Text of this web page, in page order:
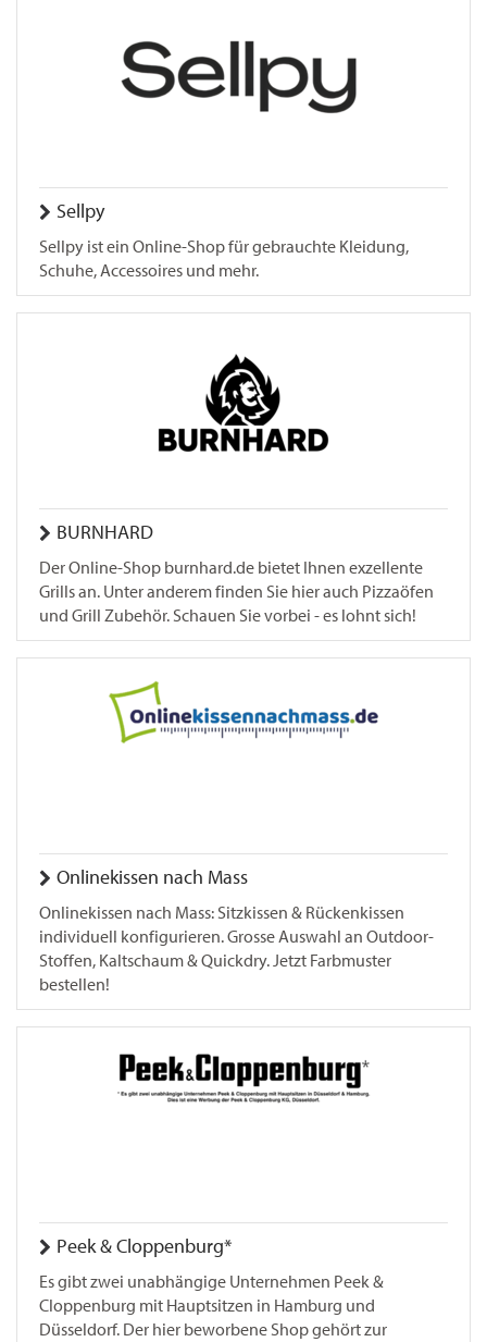
Sellpy
Sellpy ist ein Online-Shop für gebrauchte Kleidung,
Schuhe, Accessoires und mehr.
BURNHARD
Der Online-Shop burnhard.de bietet Ihnen exzellente
Grills an. Unter anderem finden Sie hier auch Pizzaöfen
und Grill Zubehör. Schauen Sie vorbei - es lohnt sich!
Onlinekissen nach Mass
Onlinekissen nach Mass: Sitzkissen & Rückenkissen
individuell konfigurieren. Grosse Auswahl an Outdoor-
Stoffen, Kaltschaum & Quickdry. Jetzt Farbmuster
bestellen!
Peek & Cloppenburg*
Es gibt zwei unabhängige Unternehmen Peek &
Cloppenburg mit Hauptsitzen in Hamburg und
Düsseldorf. Der hier beworbene Shop gehört zur